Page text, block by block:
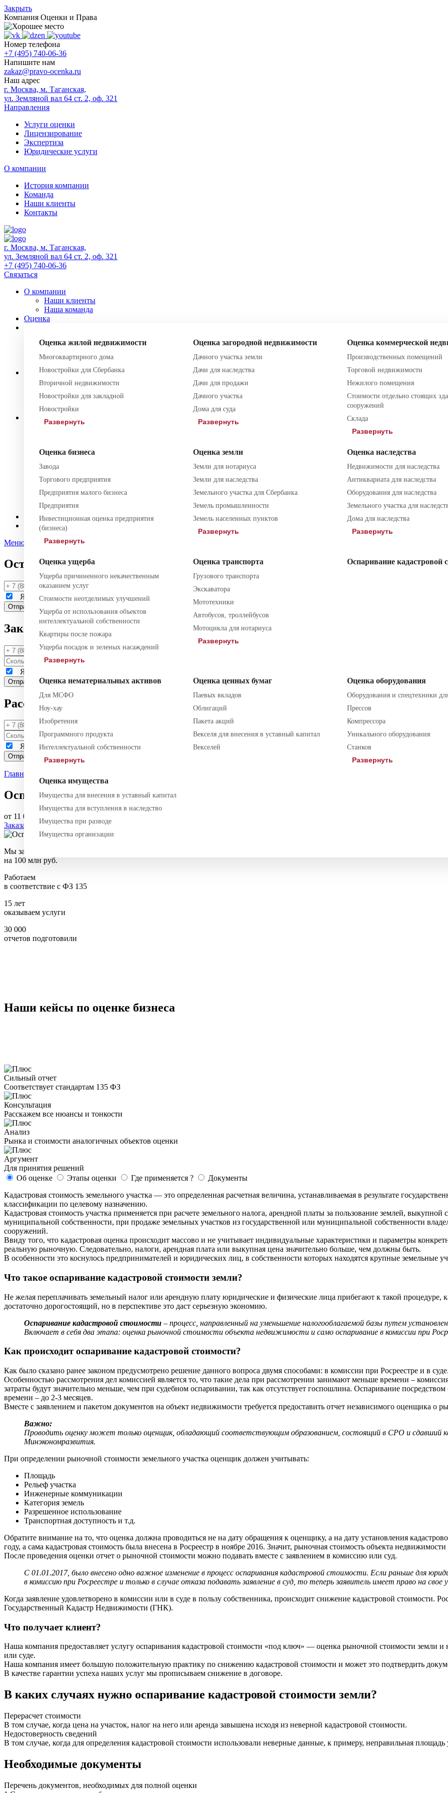
Закрыть
Компания Оценки и Права
Номер телефона
+7 (495) 740-06-36
Напишите нам
zakaz@pravo-ocenka.ru
Наш адрес
г. Москва, м. Таганская,
ул. Земляной вал 64 ст. 2, оф. 321
Направления
Услуги оценки
Лицензирование
Экспертиза
Юридические услуги
О компании
История компании
Команда
Наши клиенты
Контакты
г. Москва, м. Таганская,
ул. Земляной вал 64 ст. 2, оф. 321
+7 (495) 740-06-36
Связаться
О компании
Наши клиенты
Наша команда
Оценка
Оценка жилой недвижимости
Многоквартирного дома
Новостройки для Сбербанка
Вторичной недвижимости
Новостройки для закладной
Новостройки
Развернуть
Оценка загородной недвижимости
Дачного участка земли
Дачи для наследства
Дачи для продажи
Дачного участка
Дома для суда
Развернуть
Оценка коммерческой
Производственных помещений
Торговой недвижимости
Нежилого помещения
Стоимости отдельно стоящих
сооружений
Склада
Развернуть
Оценка бизнеса
Завода
Торгового предприятия
Предприятия малого бизнеса
Предприятия
Инвестиционная оценка предприятия
(бизнеса)
Развернуть
Оценка земли
Земли для нотариуса
Земли для наследства
Земельного участка для Сбербанка
Земель промышленности
Земель населенных пунктов
Развернуть
Оценка наследства
Недвижимости для наследства
Антиквариата для наследства
Оборудования для наследства
Земельного участка для
Дома для наследства
Развернуть
Оценка ущерба
Ущерба причиненного некачественным
оказанием услуг
Стоимости неотделимых улучшений
Ущерба от использования объектов
интеллектуальной собственности
Квартиры после пожара
Ущерба посадок и зеленых насаждений
Развернуть
Оценка транспорта
Грузового транспорта
Экскаватора
Мототехники
Автобусов, троллейбусов
Мотоцикла для нотариуса
Развернуть
Оспаривание кадастровой
Оценка нематериальных активов
Для МСФО
Ноу-хау
Изобретения
Программного продукта
Интеллектуальной собственности
Развернуть
Оценка ценных бумаг
Паевых вкладов
Облигаций
Пакета акций
Векселя для внесения в уставный капитал
Векселей
Оценка оборудования
Оборудования и спецтехники
Прессов
Компрессора
Уникального оборудования
Станков
Развернуть
Оценка имущества
Имущества для внесения в уставный капитал
Имущества для вступления в наследство
Имущества при разводе
Имущества организации
Землеустроительная экспертиза
Строительная экспертиза
Судебная экспертиза
Лицензирование
Регистрация СМИ
Образовательная лицензия
Лицензия на алкоголь
Юридические услуги
Регистрация ИС
Регистрация фирм
Юридическое сопровождение
Договорная работа
Возмещение ущерба
Претензионная работа
Подготовка документов
Блог
Контакты
Меню
Оставить заявку
Я даюсогласие на обработку моих персональных данных и проинформирован о том, что Политика в отношении
Заказать звонок
Я даю
Рассчитать стоимость
Я даюсогласиена обработку моих персональных данных и проинформирован о том, что Политика в отношении
Главная
Оспаривание кадастровой стоимости земли
от 11 000 руб.
Заказать услугу
Мы застрахованы
на 100 млн руб.
Работаем
в соответствие с ФЗ 135
15 лет
оказываем услуги
30 000
отчетов подготовили
Наши кейсы по оценке бизнеса
Сильный отчет
Соответствует стандартам 135 ФЗ
Консультация
Расскажем все нюансы и тонкости
Анализ
Рынка и стоимости аналогичных объектов оценки
Аргумент
Для принятия решений
Об оценке
Этапы оценки Где применяется ?
Документы
Кадастровая стоимость земельного участка — это определенная расчетная величина, устанавливаемая в результате
классификации по целевому назначению.
Кадастровая стоимость участка применяется при расчете земельного налога, арендной платы за пользование землей,
муниципальной собственности, при продаже земельных участков из государственной или муниципальной собственности
сооружений.
Ввиду того, что кадастровая оценка происходит массово и не учитывает индивидуальные характеристики и параметры
реальную рыночную. Следовательно, налоги, арендная плата или выкупная цена значительно больше, чем должны быть.
В особенности это коснулось предпринимателей и юридических лиц, в собственности которых находятся крупные земельные
Что такое оспаривание кадастровой стоимости земли?
Не желая переплачивать земельный налог или арендную плату юридические и физические лица прибегают к такой процедуре,
достаточно дорогостоящий, но в перспективе это даст серьезную экономию.
Оспаривание кадастровой стоимости – процесс, направленный на уменьшение налогооблагаемой базы путем
Включает в себя два этапа: оценка рыночной стоимости объекта недвижимости и само оспаривание в комиссии при
Как происходит оспаривание кадастровой стоимости?
Как было сказано ранее законом предусмотрено решение данного вопроса двумя способами: в комиссии при Росреестре и в
Особенностью рассмотрения дел комиссией является то, что такие дела при рассмотрении занимают меньше времени –
затраты будут значительно меньше, чем при судебном оспаривании, так как отсутствует госпошлина. Оспаривание
времени – до 2-3 месяцев.
Вместе с заявлением и пакетом документов на объект недвижимости требуется предоставить отчет независимого оценщика о
Важно:
Проводить оценку может только оценщик, обладающий соответствующим образованием, состоящий в СРО и сдавший
Минэкономразвития.
При определении рыночной стоимости земельного участка оценщик должен учитывать:
Площадь
Рельеф участка
Инженерные коммуникации
Категория земель
Разрешенное использование
Транспортная доступность и т.д.
Обратите внимание на то, что оценка должна проводиться не на дату обращения к оценщику, а на дату установления
году, а сама кадастровая стоимость была внесена в Росреестр в ноябре 2016. Значит, рыночная стоимость объекта
После проведения оценки отчет о рыночной стоимости можно подавать вместе с заявлением в комиссию или суд.
С 01.01.2017, было внесено одно важное изменение в процесс оспаривания кадастровой стоимости. Если раньше для
в комиссию при Росреестре и только в случае отказа подавать заявление в суд, то теперь заявитель имеет право на
Когда заявление удовлетворено в комиссии или в суде в пользу собственника, происходит снижение кадастровой стоимости.
Государственный Кадастр Недвижимости (ГНК).
Что получает клиент?
Наша компания предоставляет услугу оспаривания кадастровой стоимости «под ключ» — оценка рыночной стоимости земли
или суде.
Наша компания имеет большую положительную практику по снижению кадастровой стоимости и может это подтвердить
В качестве гарантии успеха наших услуг мы прописываем снижение в договоре.
В каких случаях нужно оспаривание кадастровой стоимости земли?
Перерасчет стоимости
В том случае, когда цена на участок, налог на него или аренда завышена исходя из неверной кадастровой стоимости.
Недостоверность сведений
В том случае, когда для определения кадастровой стоимости использовали неверные данные, к примеру, неправильная
Необходимые документы
Перечень документов, необходимых для полной оценки